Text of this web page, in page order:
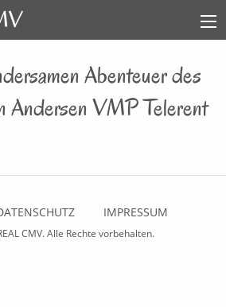
Abenteuer des
Andersen VMP Telerent
IMPRESSUM
CMV. Alle Rechte vorbehalten.